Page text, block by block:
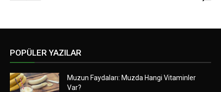
POPÜLER YAZILAR
Muzun Faydaları: Muzda Hangi Vitaminler
Var?